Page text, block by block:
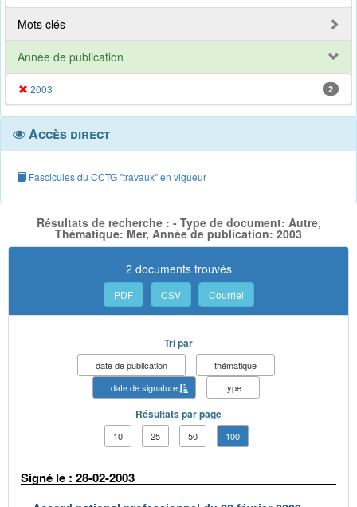
Mots clés
Année de publication
2003 2
Accès direct
Fascicules du CCTG "travaux" en vigueur
Résultats de recherche : - Type de document: Autre,
Thématique: Mer, Année de publication: 2003
2 documents trouvés
PDF CSV Courriel
Tri par
date de publication
thématique
date de signature
type
Résultats par page
10 25 50 100
Signé le : 28-02-2003